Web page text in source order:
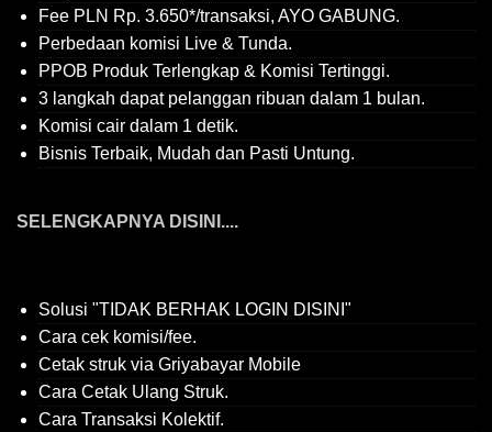
Fee PLN Rp. 3.650*/transaksi, AYO GABUNG.
Perbedaan komisi Live & Tunda.
PPOB Produk Terlengkap & Komisi Tertinggi.
3 langkah dapat pelanggan ribuan dalam 1 bulan.
Komisi cair dalam 1 detik.
Bisnis Terbaik, Mudah dan Pasti Untung.
SELENGKAPNYA DISINI....
Solusi "TIDAK BERHAK LOGIN DISINI"
Cara cek komisi/fee.
Cetak struk via Griyabayar Mobile
Cara Cetak Ulang Struk.
Cara Transaksi Kolektif.